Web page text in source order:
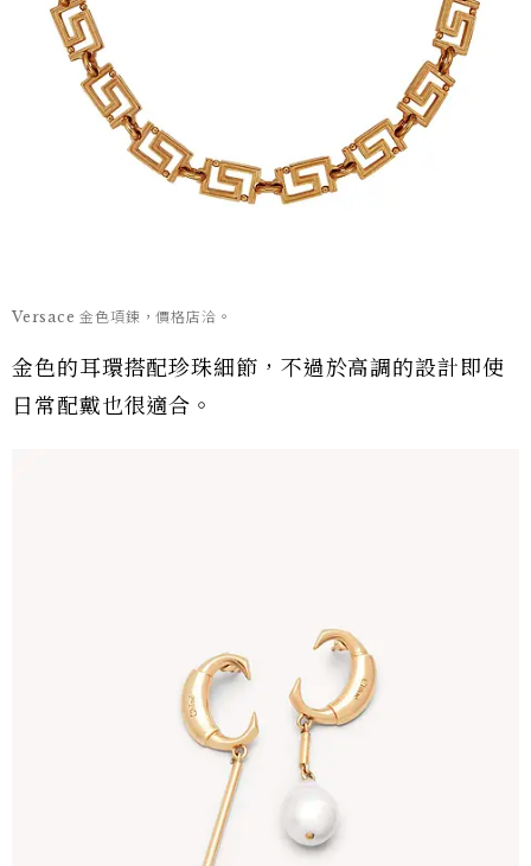
Versace 金色項鍊，價格店洽。
金色的耳環搭配珍珠細節，不過於高調的設計即使
日常配戴也很適合。